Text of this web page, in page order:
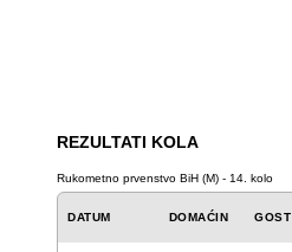
REZULTATI KOLA
Rukometno prvenstvo BiH (M) - 14. kolo
DATUM DOMAĆIN GOST